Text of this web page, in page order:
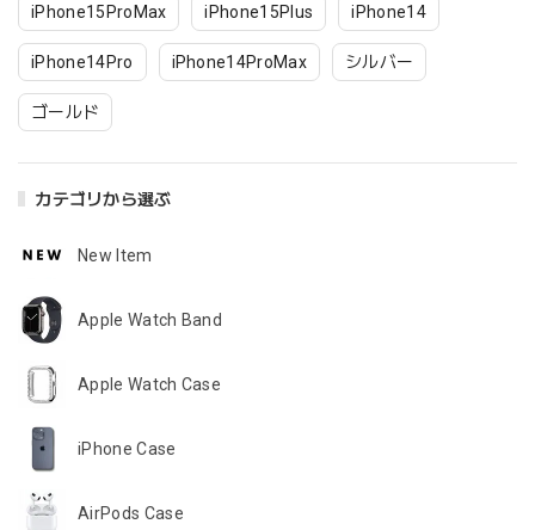
iPhone15ProMax iPhone15Plus iPhone14
iPhone14Pro iPhone14ProMax シルバー
ゴールド
カテゴリから選ぶ
New Item
Apple Watch Band
Apple Watch Case
iPhone Case
AirPods Case